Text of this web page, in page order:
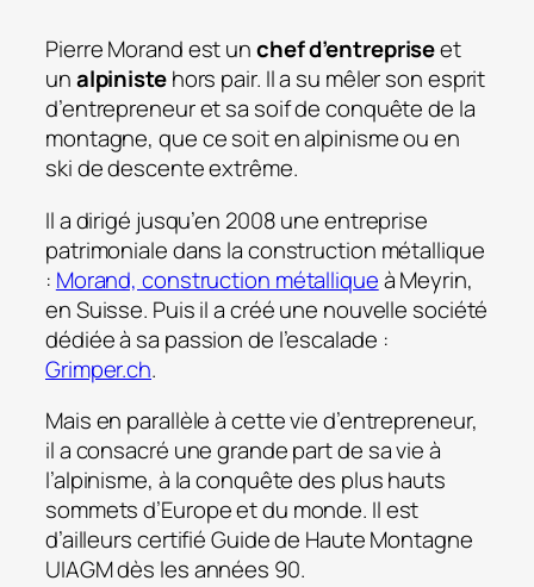
Pierre Morand est unchef d’entrepriseet
unalpinistehors pair. Il a su mêler son esprit
d’entrepreneur et sa soif de conquête de la
montagne, que ce soit en alpinisme ou en
ski de descente extrême.
Il a dirigé jusqu’en 2008 une entreprise
patrimoniale dans la construction métallique
: Morand, construction métalliqueà Meyrin,
en Suisse. Puis il a créé une nouvelle société
dédiée à sa passion de l’escalade :
Grimper.ch.
Mais en parallèle à cette vie d’entrepreneur,
il a consacré une grande part de sa vie à
l’alpinisme, à la conquête des plus hauts
sommets d’Europe et du monde. Il est
d’ailleurs certifié Guide de Haute Montagne
UIAGM dès les années 90.